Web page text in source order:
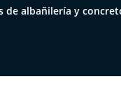
de albañilería y